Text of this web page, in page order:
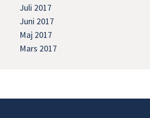
Juli 2017
Juni 2017
Maj 2017
Mars 2017